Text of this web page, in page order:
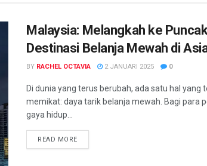
Malaysia: Melangkah ke
Destinasi Belanja Mewah di
BY RACHEL OCTAVIA 2 JANUARI 2025 0
Di dunia yang terus berubah, ada satu hal yang
memikat: daya tarik belanja mewah. Bagi para
gaya hidup...
READ MORE